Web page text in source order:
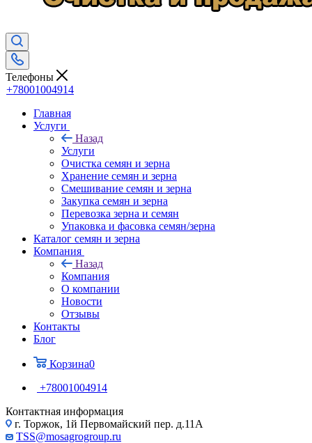
Телефоны
+78001004914
Главная
Услуги
Назад
Услуги
Очистка семян и зерна
Хранение семян и зерна
Смешивание семян и зерна
Закупка семян и зерна
Перевозка зерна и семян
Упаковка и фасовка семян/зерна
Каталог семян и зерна
Компания
Назад
Компания
О компании
Новости
Отзывы
Контакты
Блог
Корзина0
+78001004914
Контактная информация
г. Торжок, 1й Первомайский пер. д.11А
TSS@mosagrogroup.ru